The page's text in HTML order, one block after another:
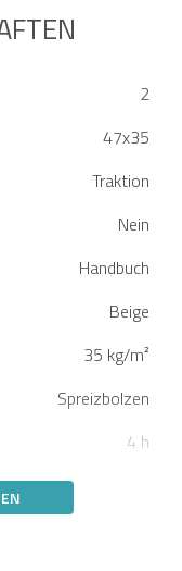
2
47x35
Traktion
Nein
Handbuch
Beige
35 kg/m²
Spreizbolzen
4 h